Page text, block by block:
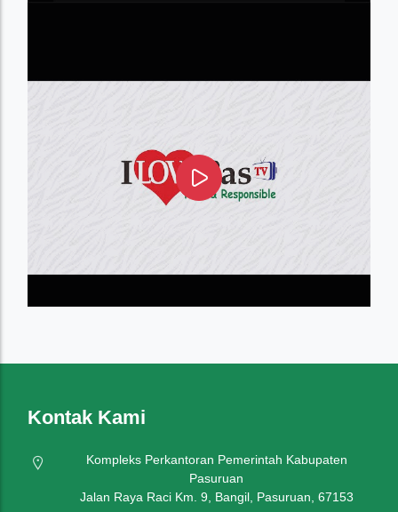
Kontak Kami
Kompleks Perkantoran Pemerintah Kabupaten
Pasuruan
Jalan Raya Raci Km. 9, Bangil, Pasuruan, 67153